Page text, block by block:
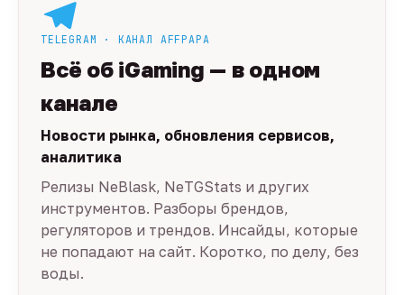
TELEGRAM · КАНАЛ AFFPAPA
Всё об iGaming — в одном
канале
Новости рынка, обновления сервисов,
аналитика
Релизы NeBlask, NeTGStats и других
инструментов. Разборы брендов,
регуляторов и трендов. Инсайды, которые
не попадают на сайт. Коротко, по делу, без
воды.